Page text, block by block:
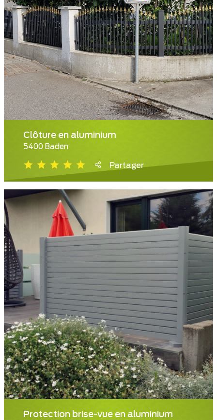
Clôture en aluminium
5400 Baden
Partager
Protection brise-vue en aluminium